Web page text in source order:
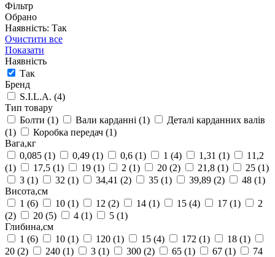
Фільтр
Обрано
Наявність: Так
Очистити все
Показати
Наявність
Так
Бренд
S.I.L.A. (4)
Тип товару
Болти (1) Вали карданні (1)
Деталі карданних валів
(1)
Коробка передач (1)
Вага,кг
0,085 (1) 0,49 (1) 0,6 (1) 1 (4) 1,31 (1)
11,2
(1)
17,5 (1) 19 (1) 2 (1) 20 (2) 21,8 (1) 25 (1)
3 (1) 32 (1) 34,41 (2) 35 (1) 39,89 (2) 48 (1)
Висота,см
1 (6) 10 (1) 12 (2) 14 (1) 15 (4) 17 (1)
2
(2)
20 (5) 4 (1) 5 (1)
Глибина,см
1 (6) 10 (1) 120 (1) 15 (4) 172 (1) 18 (1)
20 (2) 240 (1) 3 (1) 300 (2) 65 (1) 67 (1)
74